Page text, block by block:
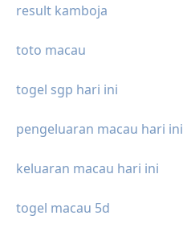
result kamboja
toto macau
togel sgp hari ini
pengeluaran macau hari ini
keluaran macau hari ini
togel macau 5d